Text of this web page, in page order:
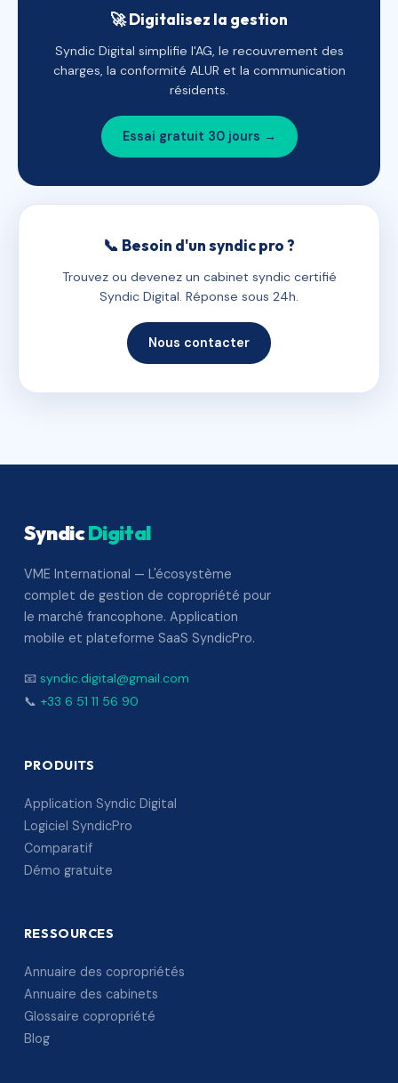
🚀 Digitalisez la gestion
Syndic Digital simplifie l'AG, le recouvrement des
charges, la conformité ALUR et la communication
résidents.
Essai gratuit 30 jours →
📞 Besoin d'un syndic pro ?
Trouvez ou devenez un cabinet syndic certifié
Syndic Digital. Réponse sous 24h.
Nous contacter
SyndicDigital
VME International — L'écosystème
complet de gestion de copropriété pour
le marché francophone. Application
mobile et plateforme SaaS SyndicPro.
📧 syndic.digital@gmail.com
📞 +33 6 51 11 56 90
PRODUITS
Application Syndic Digital
Logiciel SyndicPro
Comparatif
Démo gratuite
RESSOURCES
Annuaire des copropriétés
Annuaire des cabinets
Glossaire copropriété
Blog